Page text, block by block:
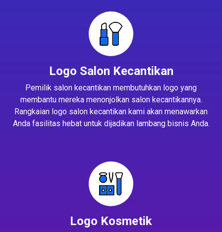
Logo Salon Kecantikan
Pemilik salon kecantikan membutuhkan logo yang
membantu mereka menonjolkan salon kecantikannya.
Rangkaian logo salon kecantikan kami akan menawarkan
Anda fasilitas hebat untuk dijadikan lambang bisnis Anda.
Logo Kosmetik